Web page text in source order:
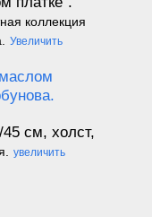
коллекция
Увеличить
45 см, холст,
увеличить